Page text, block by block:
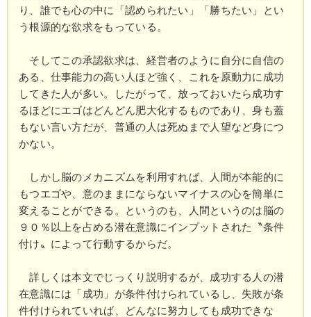
り、誰でも心の中に「認められたい」「勝ちたい」とい
う根源的な欲求をもっている。
そしてこの承認欲求は、経営者のように自分に自信の
ある、仕事能力の高い人ほど強く、これを原動力に成功
してきた人が多い。したがって、放っておいたら成功す
るほどにエゴはどんどん肥大化するものであり、身も蓋
もない言い方だが、普通の人は死ぬまで人望など身につ
かない。
しかし脳のメカニズムを利用すれば、人間が本能的に
もつエゴや、意のままにならないマイナスの心を簡単に
変えることができる。というのも、人間というのは脳の
９０％以上を占める潜在意識にインプットされた〝条件
付け〟によって行動するからだ。
詳しくは本文でじっくり説明するが、成功する人の潜
在意識には「成功」が条件付けられているし、失敗が条
件付けられていれば、どんなに努力しても成功できな